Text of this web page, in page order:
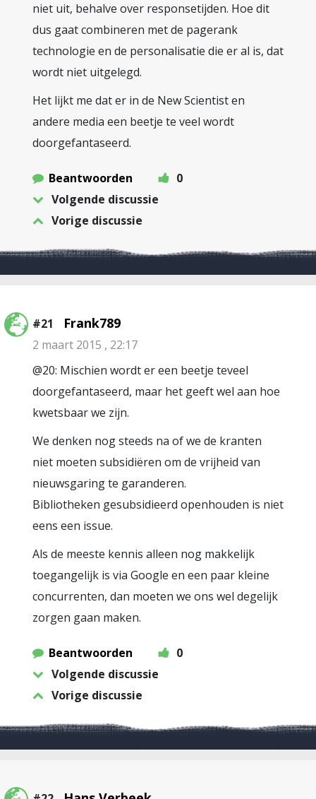
niet uit, behalve over responsetijden. Hoe dit
dus gaat combineren met de pagerank
technologie en de personalisatie die er al is, dat
wordt niet uitgelegd.
Het lijkt me dat er in de New Scientist en
andere media een beetje te veel wordt
doorgefantaseerd.
Beantwoorden
0
Volgende discussie
Vorige discussie
#21 Frank789
2 maart 2015 , 22:17
@20: Mischien wordt er een beetje teveel
doorgefantaseerd, maar het geeft wel aan hoe
kwetsbaar we zijn.
We denken nog steeds na of we de kranten
niet moeten subsidiëren om de vrijheid van
nieuwsgaring te garanderen.
Bibliotheken gesubsidieerd openhouden is niet
eens een issue.
Als de meeste kennis alleen nog makkelijk
toegangelijk is via Google en een paar kleine
concurrenten, dan moeten we ons wel degelijk
zorgen gaan maken.
Beantwoorden
0
Volgende discussie
Vorige discussie